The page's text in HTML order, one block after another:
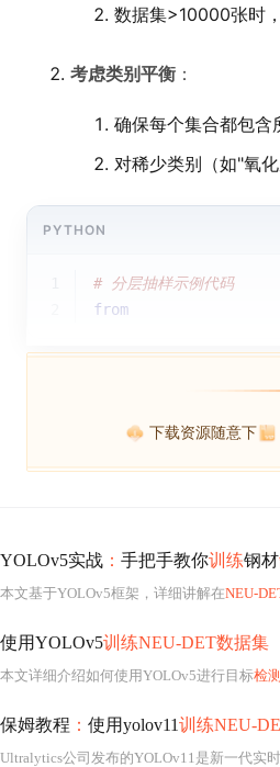
数据集>10000张时
考虑类别平衡 ：
确保每个集合都包含
对稀少类别（如"氧
PYTHON
# 分层抽样示例代码
from
下载资源随意下
YOLOv5实战 ： 手把手教你训练钢材
本文基于YOLOv5框架，详细讲解在NEU-
使用YOLOv5训练NEU-DET数据集
本文详细介绍如何使用YOLOv5进行目标检测
保姆教程 ： 使用yolov11训练NEU-
Ultralytics公司发布的YOLOv11是新一代实